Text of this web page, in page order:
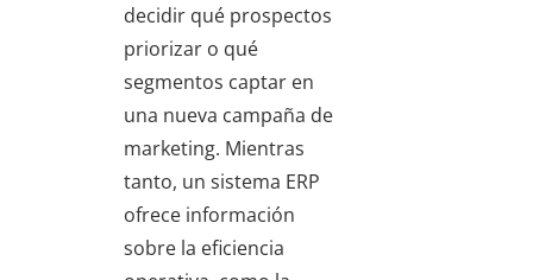
decidir qué prospectos
priorizar o qué
segmentos captar en
una nueva campaña de
marketing. Mientras
tanto, un sistema ERP
ofrece información
sobre la eficiencia